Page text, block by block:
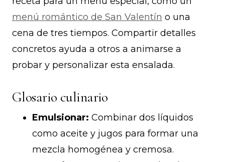
menú romántico de San Valentín o una
cena de tres tiempos. Compartir detalles
concretos ayuda a otros a animarse a
probar y personalizar esta ensalada.
Glosario culinario
Emulsionar: Combinar dos líquidos
como aceite y jugos para formar una
mezcla homogénea y cremosa.